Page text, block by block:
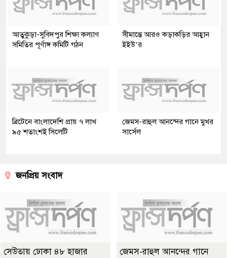
আতুকুড়া-সুবিদপুর শিক্ষা কল্যাণ
সমিতির পূর্ণাঙ্গ কমিটি গঠন
সীমান্তে আরও কড়াকড়ির আহ্বান
ইইউ’র
ব্রিটেনে বাংলাদেশি প্রায় ৭ লাখ
৯৫ শতাংশই সিলেটি
জেমস-রাহুল আনন্দের গানে মুখর
সার্সেল
জনপ্রিয় সংবাদ
সেউতায় ঢোকা ৪৮ হাজার
জেমস-রাহুল আনন্দের গানে